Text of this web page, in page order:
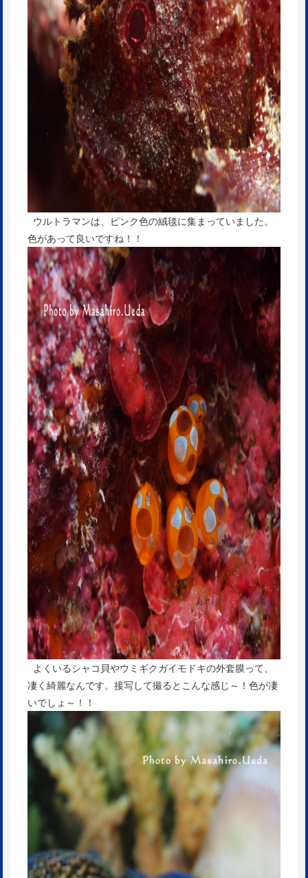
ウルトラマンは、ピンク色の絨毯に集まっていました。
色があって良いですね！！
よくいるシャコ貝やウミギクガイモドキの外套膜って、
凄く綺麗なんです。接写して撮るとこんな感じ～！色が凄
いでしょ～！！